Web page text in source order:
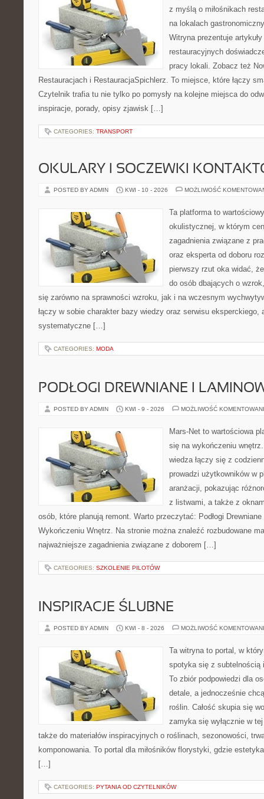
z myślą o miłośnikach
na lokalach
Witryna prezentuje
restauracyjnych
pracy lokali. Zobacz też
Restauracjach i RestauracjaSpichlerz. To miejsce, które łączy
Czytelnik trafia tu nie tylko po pomysły na kolejne miejsca do
inspiracje, porady, opisy zjawisk […]
CATEGORIES: TRANSPORT
OKULARY I SOCZEWKI
POSTED BY ADMIN KWI - 10 - 2026 MOŻLIWOŚĆ
Ta platforma to
okulistycznej, w którym
zagadnienia związane z
oraz eksperta od doboru
pierwszy rzut oka widać,
do osób dbających o
się zarówno na sprawności wzroku, jak i na wczesnym
łączy w sobie charakter bazy wiedzy oraz serwisu eksperckiego,
systematyczne […]
CATEGORIES: MODA
PODŁOGI DREWNIANE I
POSTED BY ADMIN KWI - 9 - 2026 MOŻLIWOŚĆ
Mars-Net to wartościowa
się na wykończeniu
wiedza łączy się z
prowadzi użytkowników w
aranżacji, pokazując
z listwami, a także z
osób, które planują remont. Warto przeczytać: Podłogi
Wykończeniu Wnętrz. Na stronie można znaleźć rozbudowane
najważniejsze zagadnienia związane z doborem […]
CATEGORIES: SZKOLENIE PILOTÓW
INSPIRACJE ŚLUBNE
POSTED BY ADMIN KWI - 8 - 2026 MOŻLIWOŚĆ
Ta witryna to portal, w
spotyka się z subtelnością
To zbiór podpowiedzi dla
detale, a jednocześnie
roślin. Całość skupia się
zamyka się wyłącznie w
także do materiałów inspiracyjnych o roślinach, sezonowości,
komponowania. To portal dla miłośników florystyki, gdzie
[…]
CATEGORIES: PYTANIA OD CZYTELNIKÓW